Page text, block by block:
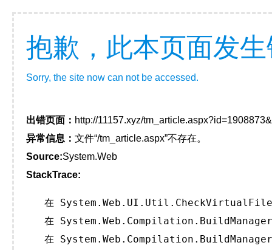
抱歉，此本页面发
Sorry, the site now can not be accessed.
出错页面： http://11157.xyz/
异常信息： 文件“/tm_article.aspx”不存在。
Source:System.Web
StackTrace:
在
在
在